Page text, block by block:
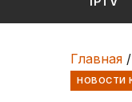
Главная /
НОВОСТИ